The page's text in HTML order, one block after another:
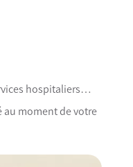
hospitaliers…
au moment de votre